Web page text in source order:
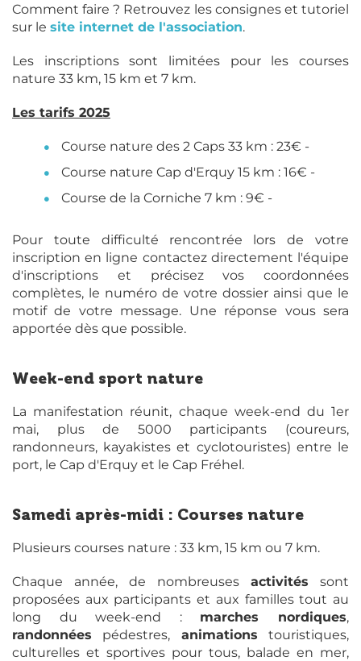
Comment faire ? Retrouvez les consignes et tutoriel
sur le site internet de l'association.
Les inscriptions sont limitées pour les courses
nature 33 km, 15 km et 7 km.
Les tarifs 2025
Course nature des 2 Caps 33 km : 23€ -
Course nature Cap d'Erquy 15 km : 16€ -
Course de la Corniche 7 km : 9€ -
Pour toute difficulté rencontrée lors de votre
inscription en ligne contactez directement l'équipe
d'inscriptions et précisez vos coordonnées
complètes, le numéro de votre dossier ainsi que le
motif de votre message. Une réponse vous sera
apportée dès que possible.
Week-end sport nature
La manifestation réunit, chaque week-end du 1er
mai, plus de 5000 participants (coureurs,
randonneurs, kayakistes et cyclotouristes) entre le
port, le Cap d'Erquy et le Cap Fréhel.
Samedi après-midi : Courses nature
Plusieurs courses nature : 33 km, 15 km ou 7 km.
Chaque année, de nombreuses activités sont
proposées aux participants et aux familles tout au
long du week-end : marches nordiques,
randonnées pédestres, animations touristiques,
culturelles et sportives pour tous, balade en mer,